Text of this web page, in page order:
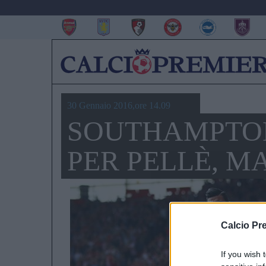
Calcio
If you wish
30 Gennaio 2016,ore 14.09
PER PELLÈ,